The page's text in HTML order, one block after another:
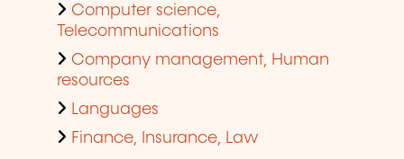
Computer science,
Telecommunications
Company management, Human
resources
Languages
Finance, Insurance, Law